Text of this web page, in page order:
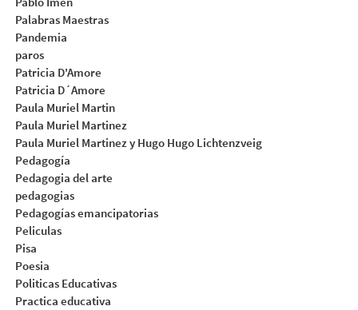
Palabras Maestras
Pandemia
paros
Patricia D'Amore
Patricia D´Amore
Paula Muriel Martin
Paula Muriel Martinez
Paula Muriel Martinez y Hugo Hugo Lichtenzveig
Pedagogía
Pedagogia del arte
pedagogias
Pedagogías emancipatorias
Peliculas
Pisa
Poesia
Politicas Educativas
Practica educativa